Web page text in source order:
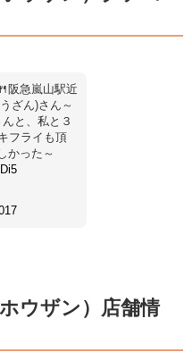
阪急嵐山駅近
ざん)さん～
と、私と３
フライも頂
かった～
ウザン）店舗情